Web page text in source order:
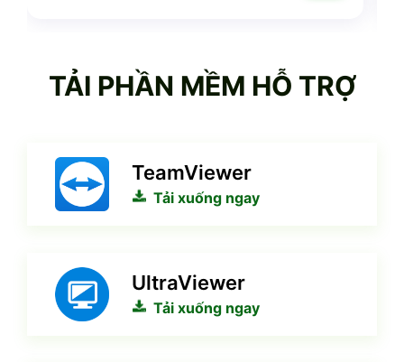
TẢI PHẦN MỀM HỖ TRỢ
TeamViewer
Tải xuống ngay
UltraViewer
Tải xuống ngay